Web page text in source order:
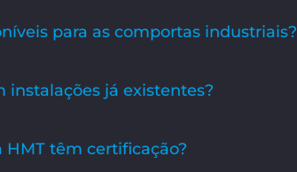
para as comportas industriais?
instalações já existentes?
têm certificação?